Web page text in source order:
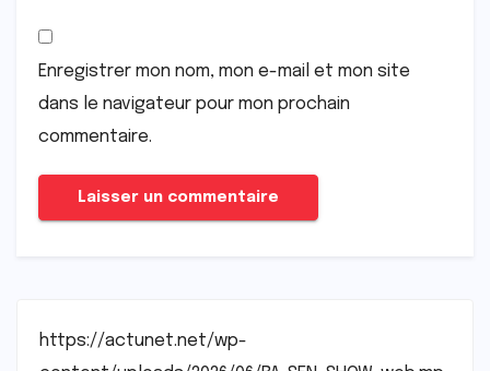
Enregistrer mon nom, mon e-mail et mon site
dans le navigateur pour mon prochain
commentaire.
https://actunet.net/wp-